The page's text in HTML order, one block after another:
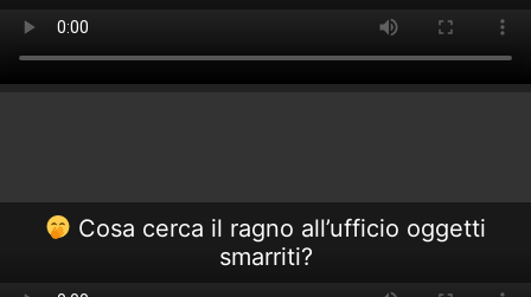
Cosa cerca il ragno all’ufficio oggetti
smarriti?